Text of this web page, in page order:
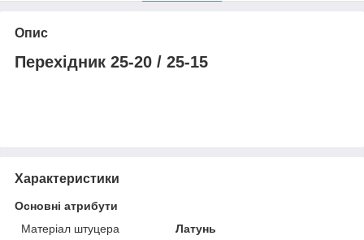
Опис
Перехідник 25-20 / 25-15
Характеристики
Основні атрибути
Матеріал штуцера
Латунь